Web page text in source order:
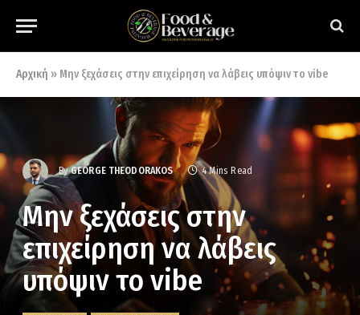
Αρχική » Μην ξεχάσεις στην επιχείρηση να λάβεις υπόψιν το vibe
By GEORGE THEODORAKOS 4 Mins Read
Μην ξεχάσεις στην
επιχείρηση να λάβεις
υπόψιν το vibe